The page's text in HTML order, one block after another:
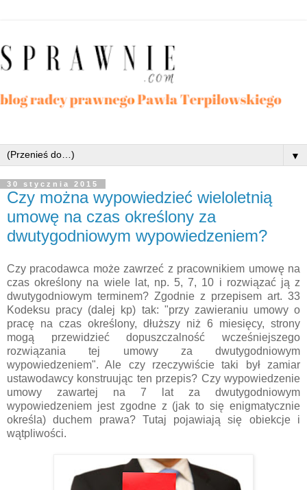
▼
30 stycznia 2015
Czy można wypowiedzieć wieloletnią
umowę na czas określony za
dwutygodniowym wypowiedzeniem?
Czy pracodawca może zawrzeć z pracownikiem umowę na
czas określony na wiele lat, np. 5, 7, 10 i rozwiązać ją z
dwutygodniowym terminem? Zgodnie z przepisem art. 33
Kodeksu pracy (dalej kp) tak: "przy zawieraniu umowy o
pracę na czas określony, dłuższy niż 6 miesięcy, strony
mogą przewidzieć dopuszczalność wcześniejszego
rozwiązania tej umowy za dwutygodniowym
wypowiedzeniem". Ale czy rzeczywiście taki był zamiar
ustawodawcy konstruując ten przepis? Czy wypowiedzenie
umowy zawartej na 7 lat za dwutygodniowym
wypowiedzeniem jest zgodne z (jak to się enigmatycznie
określa) duchem prawa? Tutaj pojawiają się obiekcje i
wątpliwości.